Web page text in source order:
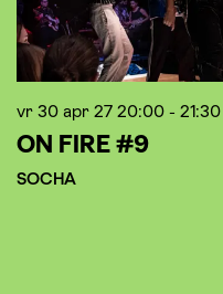
ON FIRE #9
SOCHA
vr 30 apr 27 20:00 - 21:30